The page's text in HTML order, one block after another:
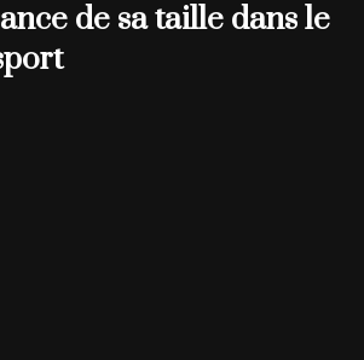
de sa taille dans le